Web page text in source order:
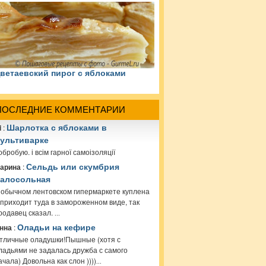
пирог с яблоками
КОММЕНТАРИИ
: Шарлотка с яблоками в
і всім гарної самоізоляції
:Сельдь или скумбрия
лентовском гипермаркете куплена
туда в замороженном виде, так
сказал. ...
:Оладьи на кефире
оладушки!Пышные (хотя с
не задалась дружба с самого
Довольна как слон ))))...